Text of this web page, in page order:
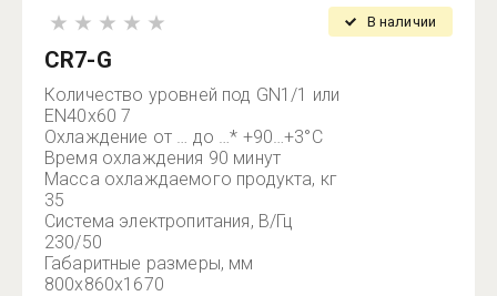
CR7-G
Количество уровней под GN1/1 или
EN40x60 7
Охлаждение от … до …* +90…+3°C
Время охлаждения 90 минут
Масса охлаждаемого продукта, кг
35
Система электропитания, В/Гц
230/50
Габаритные размеры, мм
800х860х1670
В наличии